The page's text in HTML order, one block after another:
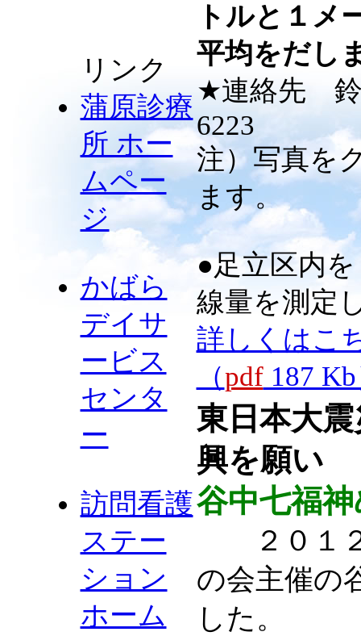
リンク
蒲原診療
所 ホー
ムペー
ジ
かばら
デイサ
ービス
センタ
ー
訪問看護
ステー
ション
ホーム
トルと１メ
平均をだし
★連絡先
6223
注）写真を
ます。
●足立区内
線量を測定
詳しくはこ
（pdf187 Kb
東日本大
興を願い
谷中七福
２０１２
の会主催の
した。